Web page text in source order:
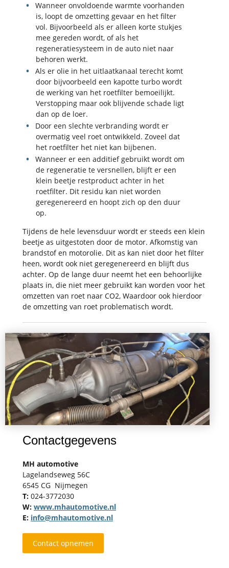
Wanneer onvoldoende warmte voorhanden
is, loopt de omzetting gevaar en het filter
vol. Bijvoorbeeld als er alleen korte stukjes
mee gereden wordt, of als het
regeneratiesysteem in de auto niet naar
behoren werkt.
Als er olie in het uitlaatkanaal terecht komt
door bijvoorbeeld een kapotte turbo wordt
de werking van het roetfilter bemoeilijkt.
Verstopping maar ook blijvende schade ligt
dan op de loer.
Door een slechte verbranding wordt er
overmatig veel roet ontwikkeld. Zoveel dat
het roetfilter het niet kan bijbenen.
Wanneer er een additief gebruikt wordt om
de regeneratie te versnellen, blijft er een
klein beetje restproduct achter in het
roetfilter. Dit residu kan niet worden
geregenereerd en hoopt zich op den duur
op.
Tijdens de hele levensduur wordt er steeds een klein
beetje as uitgestoten door de motor. Afkomstig van
brandstof en motorolie. Dit as kan niet door het filter
heen, wordt ook niet geregenereerd en blijft dus
achter. Op de lange duur neemt het een behoorlijke
plaats in, die niet meer gebruikt kan worden voor het
omzetten van roet naar CO2, Waardoor ook hierdoor
de omzetting van roet problematisch wordt.
Contactgegevens
MH automotive
Lagelandseweg 56C
6545 CG Nijmegen
T: 024-3772030
W: www.mhautomotive.nl
E: info@mhautomotive.nl
Contact opnemen